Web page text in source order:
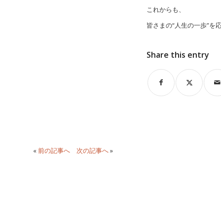
これからも、
皆さまの“人生の一歩”を
Share this entry
«前の記事へ 次の記事へ»